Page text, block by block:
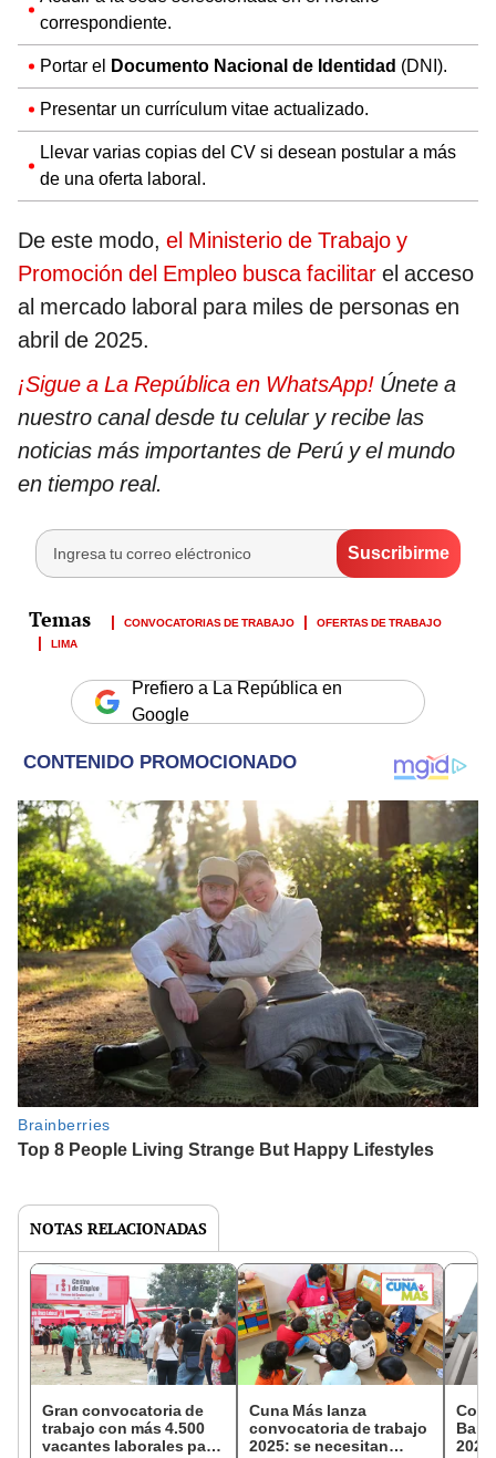
correspondiente.
Portar el Documento Nacional de Identidad (DNI).
Presentar un currículum vitae actualizado.
Llevar varias copias del CV si desean postular a más
de una oferta laboral.
De este modo, el Ministerio de Trabajo y
Promoción del Empleo busca facilitar el acceso
al mercado laboral para miles de personas en
abril de 2025.
¡Sigue a La República en WhatsApp! Únete a
nuestro canal desde tu celular y recibe las
noticias más importantes de Perú y el mundo
en tiempo real.
CONVOCATORIAS DE TRABAJO
OFERTAS DE TRABAJO
LIMA
Prefiero a La República en
Google
NOTAS RELACIONADAS
Gran convocatoria de
trabajo con más 4.500
vacantes laborales para
Cuna Más lanza
convocatoria de trabajo
2025: se necesitan